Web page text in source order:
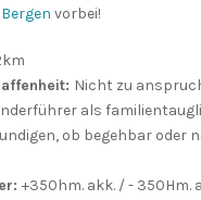
vorbei!
Nicht zu
als
ob begehbar oder
+350hm. akk. / - 350Hm.